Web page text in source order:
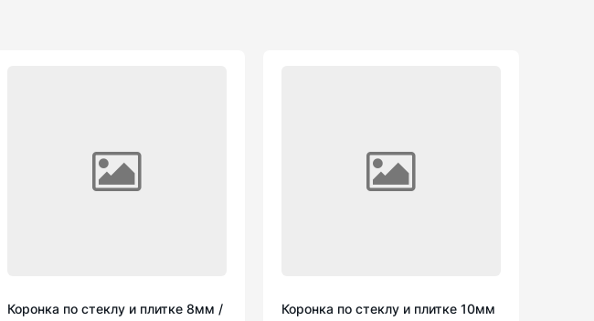
Коронка по стеклу и плитке 8мм /
Коронка по стеклу и плитке 10мм